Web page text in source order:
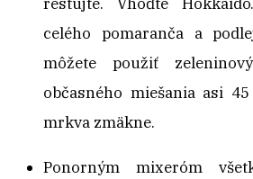
celého pomaranča a
môžete použiť
občasného miešania asi
mrkva zmäkne.
Ponorným mixeróm